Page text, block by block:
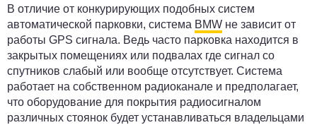
В отличие от конкурирующих подобных систем
автоматической парковки, система BMW не зависит от
работы GPS сигнала. Ведь часто парковка находится в
закрытых помещениях или подвалах где сигнал со
спутников слабый или вообще отсутствует. Система
работает на собственном радиоканале и предполагает,
что оборудование для покрытия радиосигналом
различных стоянок будет устанавливаться владельцами